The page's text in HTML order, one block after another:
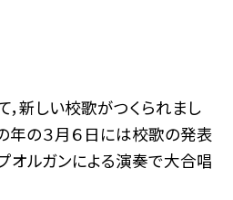
，新しい校歌がつくられまし
の年の３月６日には校歌の発表
オルガンによる演奏で大合唱